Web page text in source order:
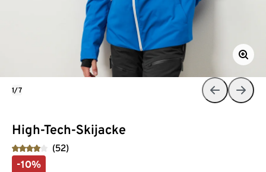
High-Tech-Skijacke
(52)
-10%
1/7